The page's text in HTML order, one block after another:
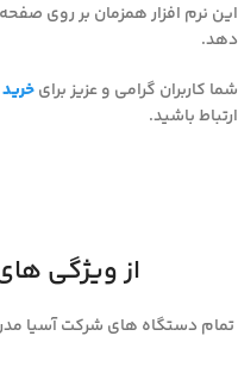
این نرم افزار همزمان بر روی
دهد.
شما کاربران گرامی و عزیز برای
ارتباط باشید.
از ویژگی
تمام دستگاه های شرکت آسیا